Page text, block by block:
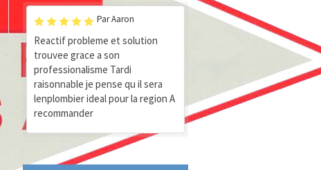
Par Aaron
Reactif probleme et solution
trouvee grace a son
professionalisme Tardi
raisonnable je pense qu il sera
lenplombier ideal pour la region A
recommander